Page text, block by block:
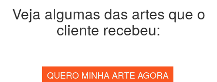
Veja algumas das artes que o
cliente recebeu:
QUERO MINHA ARTE AGORA